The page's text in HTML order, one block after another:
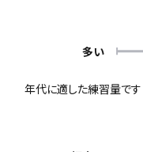
多い
年代に適した練習量です